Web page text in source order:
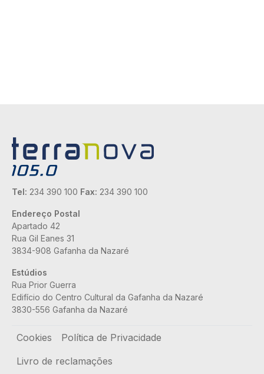
Tel: 234 390 100 Fax: 234 390 100
Endereço Postal
Apartado 42
Rua Gil Eanes 31
3834-908 Gafanha da Nazaré
Estúdios
Rua Prior Guerra
Edifício do Centro Cultural da Gafanha da Nazaré
3830-556 Gafanha da Nazaré
Rodapé
Cookies
Política de Privacidade
Livro de reclamações